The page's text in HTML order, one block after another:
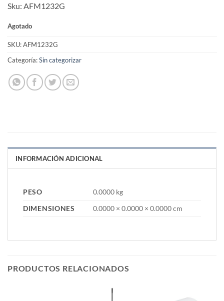
Sku: AFM1232G
Agotado
SKU:AFM1232G
Categoría:Sin categorizar
INFORMACIÓN ADICIONAL
PESO
0.0000 kg
DIMENSIONES
0.0000 × 0.0000 × 0.0000 cm
PRODUCTOS RELACIONADOS